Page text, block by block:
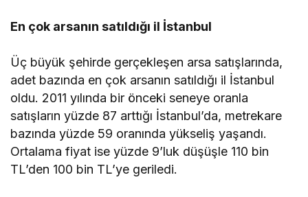
En çok arsanın satıldığı il İstanbul
Üç büyük şehirde gerçekleşen arsa satışlarında,
adet bazında en çok arsanın satıldığı il İstanbul
oldu. 2011 yılında bir önceki seneye oranla
satışların yüzde 87 arttığı İstanbul’da, metrekare
bazında yüzde 59 oranında yükseliş yaşandı.
Ortalama fiyat ise yüzde 9’luk düşüşle 110 bin
TL’den 100 bin TL’ye geriledi.